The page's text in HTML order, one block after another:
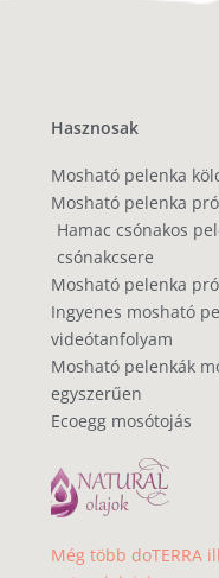
Hasznosak
Mosható pelenka
Mosható pelenka
Hamac csónakos
csónakcsere
Mosható pelenka
Ingyenes mosható
videótanfolyam
Mosható pelenkák
egyszerűen
Ecoegg mosótojás
Még több doTERRA